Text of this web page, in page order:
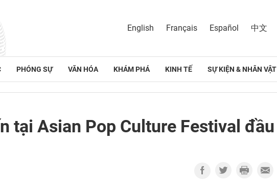
English Français Español 中文
PHÓNG SỰ VĂN HÓA KHÁM PHÁ KINH TẾ SỰ KIỆN & NHÂN VẬT
tại Asian Pop Culture Festival đầu